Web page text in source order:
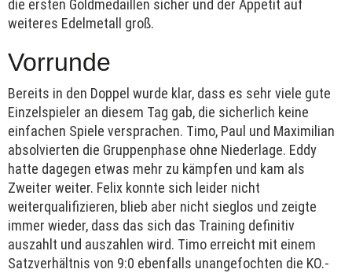
die ersten Goldmedaillen sicher und der Appetit auf
weiteres Edelmetall groß.
Vorrunde
Bereits in den Doppel wurde klar, dass es sehr viele gute
Einzelspieler an diesem Tag gab, die sicherlich keine
einfachen Spiele versprachen. Timo, Paul und Maximilian
absolvierten die Gruppenphase ohne Niederlage. Eddy
hatte dagegen etwas mehr zu kämpfen und kam als
Zweiter weiter. Felix konnte sich leider nicht
weiterqualifizieren, blieb aber nicht sieglos und zeigte
immer wieder, dass das sich das Training definitiv
auszahlt und auszahlen wird. Timo erreicht mit einem
Satzverhältnis von 9:0 ebenfalls unangefochten die KO.-